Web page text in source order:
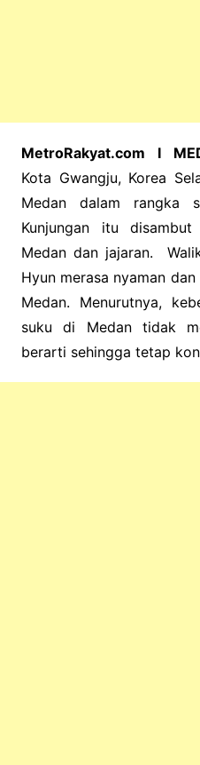
MetroRakyat.com I
Kota Gwangju, Korea
Medan dalam rangka
Kunjungan itu
Medan dan jajaran.
Hyun merasa nyaman
Medan. Menurutnya,
suku di Medan tidak
berarti sehingga tetap